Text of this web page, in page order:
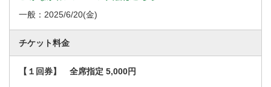
一般： 2025/6/20(金)
チケット料金
【１回券】 全席指定 5,000円